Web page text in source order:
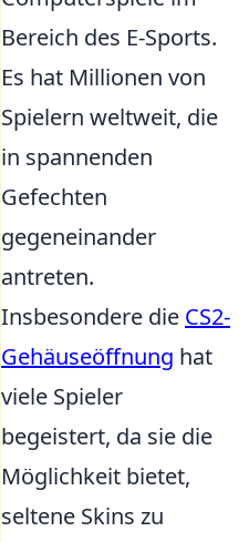
Bereich des E-Sports.
Es hat Millionen von
Spielern weltweit, die
in spannenden
Gefechten
gegeneinander
antreten.
Insbesondere die CS2-
Gehäuseöffnung hat
viele Spieler
begeistert, da sie die
Möglichkeit bietet,
seltene Skins zu